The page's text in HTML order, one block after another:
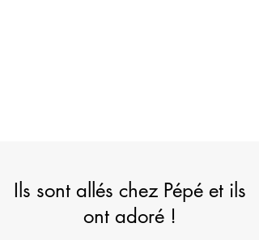
Ils sont allés chez Pépé et ils
ont adoré !